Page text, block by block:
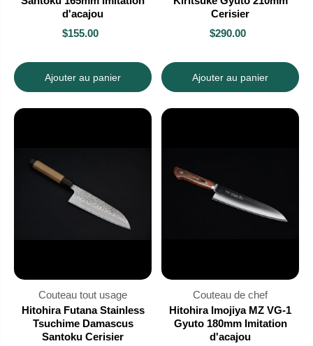
d'acajou
$155.00
Ajouter au panier
Cerisier
$290.00
Ajouter au panier
Couteau tout usage
Hitohira Futana Stainless
Tsuchime Damascus
Santoku Cerisier
Couteau de chef
Hitohira Imojiya MZ VG-1
Gyuto 180mm Imitation
d'acajou